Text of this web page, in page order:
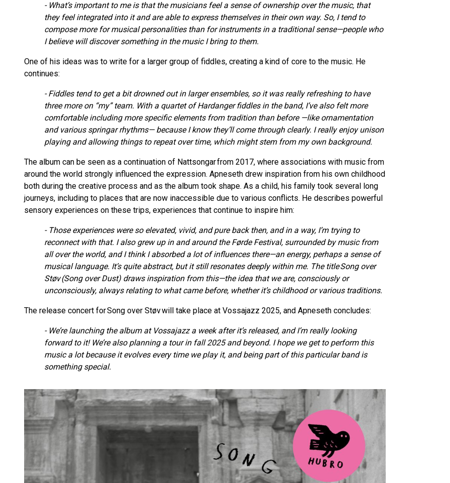
- What’s important to me is that the musicians feel a sense of ownership over the music, that
they feel integrated into it and are able to express themselves in their own way. So, I tend to
compose more for musical personalities than for instruments in a traditional sense—people who
I believe will discover something in the music I bring to them.
One of his ideas was to write for a larger group of fiddles, creating a kind of core to the music. He
continues:
- Fiddles tend to get a bit drowned out in larger ensembles, so it was really refreshing to have
three more on “my” team. With a quartet of Hardanger fiddles in the band, I’ve also felt more
comfortable including more specific elements from tradition than before —like ornamentation
and various springar rhythms— because I know they’ll come through clearly. I really enjoy unison
playing and allowing things to repeat over time, which might stem from my own background.
The album can be seen as a continuation of Nattsongar from 2017, where associations with music from
around the world strongly influenced the expression. Apneseth drew inspiration from his own childhood
both during the creative process and as the album took shape. As a child, his family took several long
journeys, including to places that are now inaccessible due to various conflicts. He describes powerful
sensory experiences on these trips, experiences that continue to inspire him:
- Those experiences were so elevated, vivid, and pure back then, and in a way, I’m trying to
reconnect with that. I also grew up in and around the Førde Festival, surrounded by music from
all over the world, and I think I absorbed a lot of influences there—an energy, perhaps a sense of
musical language. It’s quite abstract, but it still resonates deeply within me. The title Song over
Støv (Song over Dust) draws inspiration from this—the idea that we are, consciously or
unconsciously, always relating to what came before, whether it’s childhood or various traditions.
The release concert for Song over Støv will take place at Vossajazz 2025, and Apneseth concludes:
- We’re launching the album at Vossajazz a week after it’s released, and I’m really looking
forward to it! We’re also planning a tour in fall 2025 and beyond. I hope we get to perform this
music a lot because it evolves every time we play it, and being part of this particular band is
something special.